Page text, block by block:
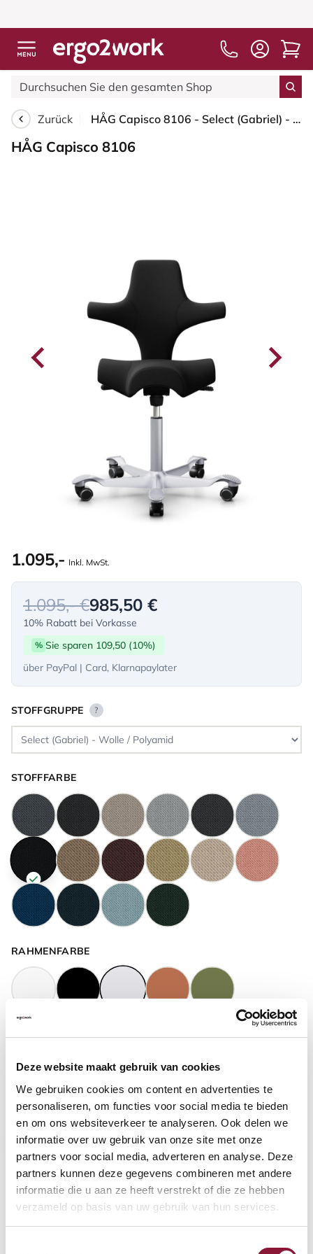
Deze website maakt gebruik van cookies
We gebruiken cookies om content en advertenties te
personaliseren, om functies voor social media te bieden
en om ons websiteverkeer te analyseren. Ook delen we
informatie over uw gebruik van onze site met onze
partners voor social media, adverteren en analyse. Deze
partners kunnen deze gegevens combineren met andere
informatie die u aan ze heeft verstrekt of die ze hebben
verzameld op basis van uw gebruik van hun services.
Zurück HÅG Capisco 8106 - Select (Gabriel) - Wolle / Polyamid - SC60999 - Black - Silber - 200 mm (Sitzhöhe 46-64cm) - Weiche Rollen für harte Böden
HÅG Capisco 8106
1.095,- Inkl. MwSt.
1.095,- €985,50 €
10% Rabatt bei Vorkasse
% Sie sparen 109,50 (10%)
über PayPal | Card, Klarnapaylater
STOFFGRUPPE ?
STOFFFARBE
RAHMENFARBE
GASFEDERHÖHE
BODENKONTAKT
FUSSRING ?